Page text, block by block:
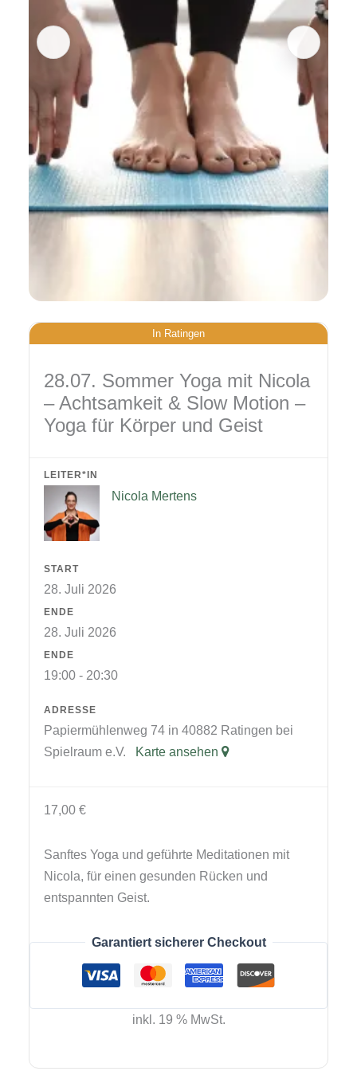
In Ratingen
LEITER*IN
Nicola Mertens
START
28. Juli 2026
ENDE
28. Juli 2026
ENDE
19:00 - 20:30
ADRESSE
Papiermühlenweg 74 in 40882 Ratingen bei
Spielraum e.V.
Karte ansehen
28.07. Sommer Yoga mit Nicola
– Achtsamkeit & Slow Motion –
Yoga für Körper und Geist
17,00 €
inkl. 19 % MwSt.
Sanftes Yoga und geführte Meditationen mit
Nicola, für einen gesunden Rücken und
entspannten Geist.
Garantiert sicherer Checkout